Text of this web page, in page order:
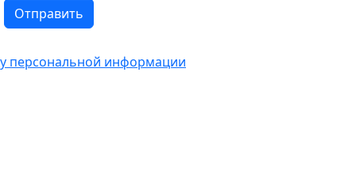
Отправить
персональной информации